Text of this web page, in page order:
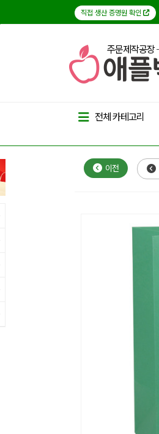
직접 생산 증명원 확인
주문제작공장
전체 카테고리
이전